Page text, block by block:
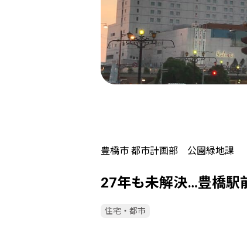
豊橋市 都市計画部 公園緑地課
27年も未解決…豊橋駅
住宅・都市